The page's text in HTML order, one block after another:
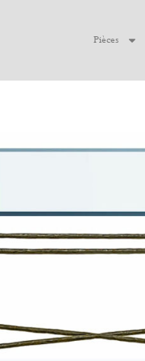
Pièces